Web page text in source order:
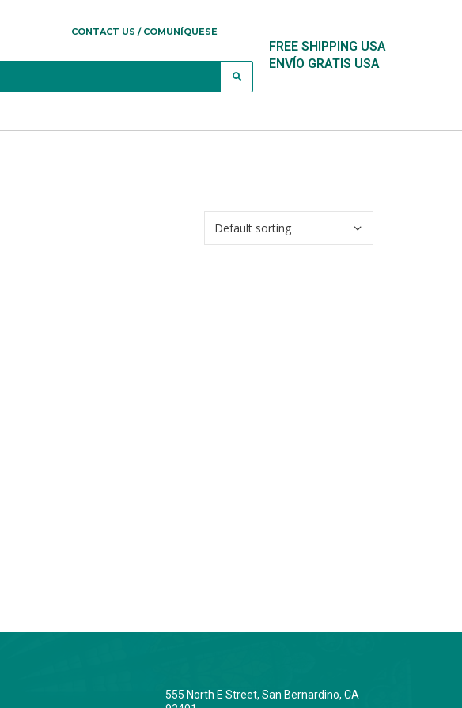
CONTACT US / COMUNÍQUESE
FREE SHIPPING USA
ENVÍO GRATIS USA
555 North E Street, San Bernardino, CA